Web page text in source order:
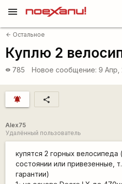
menu
arrow_back Остальное
Куплю 2
visibility 785 Новое сообщение: 9 Апр,
notifications_active share
Alex75
Удалённый пользователь
купятся 2 горных
состоянии или привезенные,
гарантии)